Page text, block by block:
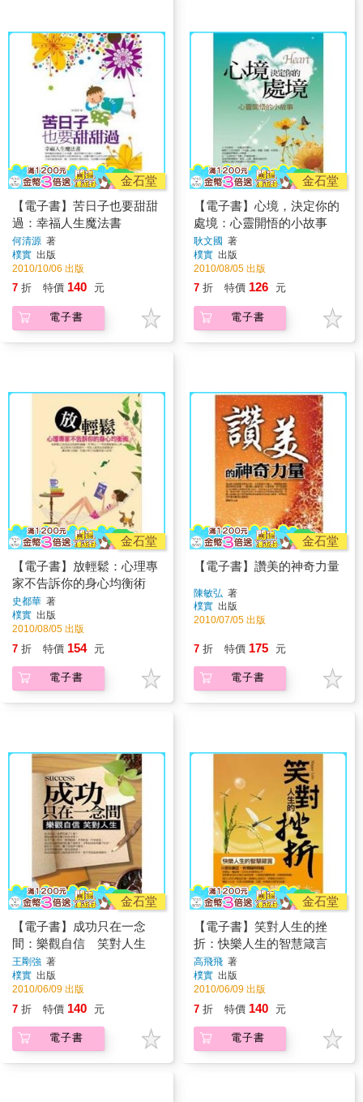
金石堂
【電子書】苦日子也要甜甜
過：幸福人生魔法書
何清源 著
樸實 出版
2010/10/06 出版
7 折 特價 140 元
電子書
金石堂
【電子書】心境，決定你的
處境：心靈開悟的小故事
耿文國 著
樸實 出版
2010/08/05 出版
7 折 特價 126 元
電子書
金石堂
【電子書】放輕鬆：心理專
家不告訴你的身心均衡術
史都華 著
樸實 出版
2010/08/05 出版
7 折 特價 154 元
電子書
金石堂
【電子書】讚美的神奇力量
陳敏弘 著
樸實 出版
2010/07/05 出版
7 折 特價 175 元
電子書
金石堂
【電子書】成功只在一念
間：樂觀自信 笑對人生
王剛強 著
樸實 出版
2010/06/09 出版
7 折 特價 140 元
電子書
金石堂
【電子書】笑對人生的挫
折：快樂人生的智慧箴言
高飛飛 著
樸實 出版
2010/06/09 出版
7 折 特價 140 元
電子書